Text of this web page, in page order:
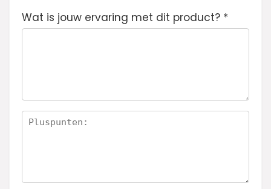
va
n
n
de 5
sterren
sterren
sterren
sterren
Wat is jouw ervaring met dit product? *